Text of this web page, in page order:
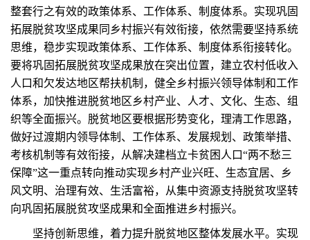
整套行之有效的政策体系、工作体系、制度体系。实现巩固
拓展脱贫攻坚成果同乡村振兴有效衔接，依然需要坚持系统
思维，稳步实现政策体系、工作体系、制度体系衔接转化。
要将巩固拓展脱贫攻坚成果放在突出位置，建立农村低收入
人口和欠发达地区帮扶机制，健全乡村振兴领导体制和工作
体系，加快推进脱贫地区乡村产业、人才、文化、生态、组
织等全面振兴。脱贫地区要根据形势变化，理清工作思路，
做好过渡期内领导体制、工作体系、发展规划、政策举措、
考核机制等有效衔接，从解决建档立卡贫困人口“两不愁三
保障”这一重点转向推动实现乡村产业兴旺、生态宜居、乡
风文明、治理有效、生活富裕，从集中资源支持脱贫攻坚转
向巩固拓展脱贫攻坚成果和全面推进乡村振兴。
坚持创新思维，着力提升脱贫地区整体发展水平。实现